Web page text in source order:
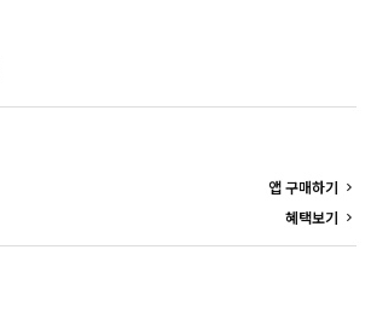
앱 구매하기
혜택보기